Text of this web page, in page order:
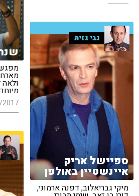
מפגש
גבי גזית
ספיישל אריק
איינשטיין באולפן
מיקי גבריאלוב, דפנה ארמוני,